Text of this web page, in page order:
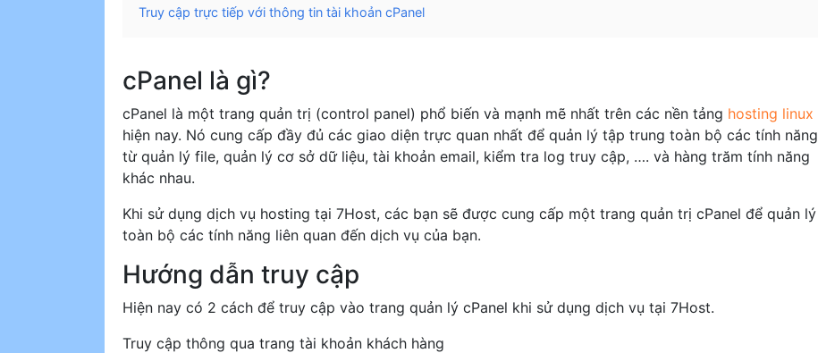
Truy cập trực tiếp với thông tin tài khoản cPanel
cPanel là gì?
cPanel là một trang quản trị (control panel) phổ biến và mạnh mẽ nhất trên các nền tảng hosting linux
hiện nay. Nó cung cấp đầy đủ các giao diện trực quan nhất để quản lý tập trung toàn bộ các tính năng
từ quản lý file, quản lý cơ sở dữ liệu, tài khoản email, kiểm tra log truy cập, …. và hàng trăm tính năng
khác nhau.
Khi sử dụng dịch vụ hosting tại 7Host, các bạn sẽ được cung cấp một trang quản trị cPanel để quản lý
toàn bộ các tính năng liên quan đến dịch vụ của bạn.
Hướng dẫn truy cập
Hiện nay có 2 cách để truy cập vào trang quản lý cPanel khi sử dụng dịch vụ tại 7Host.
Truy cập thông qua trang tài khoản khách hàng